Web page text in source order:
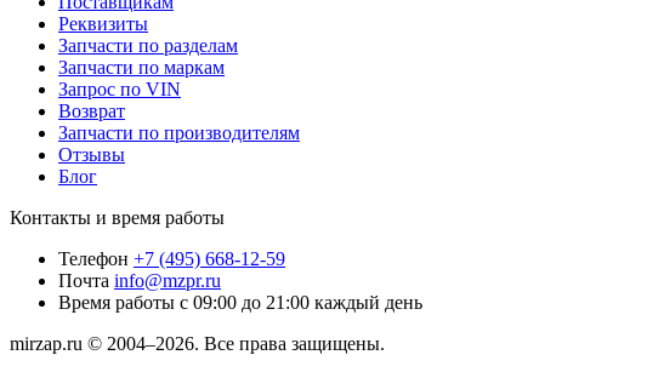
Реквизиты
Запчасти по разделам
Запчасти по маркам
Запрос по VIN
Возврат
Запчасти по производителям
Отзывы
Блог
Контакты и время работы
Телефон +7 (495) 668-12-59
Почта info@mzpr.ru
Время работы с 09:00 до 21:00 каждый день
mirzap.ru © 2004–2026. Все права защищены.